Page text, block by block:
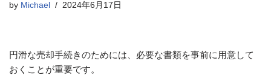
キ
by Michael 2024年6月17日
円滑な売却手続きのためには、必要な書類を事前に用意して
おくことが重要です。